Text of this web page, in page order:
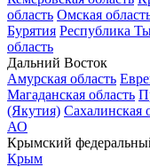
область Омская
Бурятия Республика
область
Дальний Восток
Амурская область
Магаданская область
(Якутия) Сахалинская
АО
Крымский
Крым